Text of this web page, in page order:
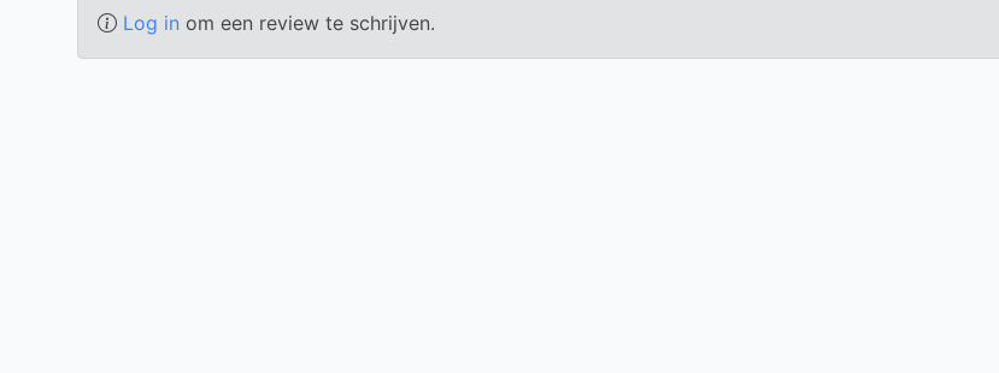
Log in om een review te schrijven.